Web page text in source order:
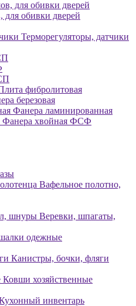
для обивки дверей
Терморегуляторы, датчики
фибролитовая
березовая
Фанера ламинированная
Фанера хвойная ФСФ
Вафельное полотно,
Веревки, шпагаты,
одежные
Канистры, бочки, фляги
Ковши хозяйственные
инвентарь